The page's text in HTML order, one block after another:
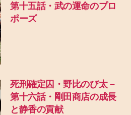
第十五話・武の運命のプロ
ポーズ
死刑確定囚・野比のび太 –
第十六話・剛田商店の成長
と静香の貢献